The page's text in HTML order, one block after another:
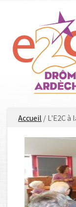
principal
Vous
ici
Accueil / L'E2C à